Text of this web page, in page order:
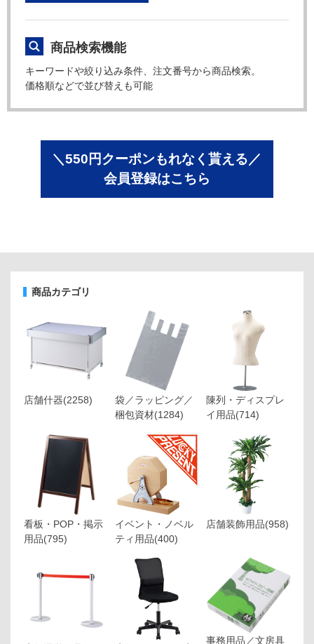
商品検索機能
キーワードや絞り込み条件、注文番号から商品検索。
価格順などで並び替えも可能
＼550円クーポンもれなく貰える／
会員登録はこちら
商品カテゴリ
店舗什器(2258)
袋／ラッピング／
梱包資材(1284)
陳列・ディスプレ
イ用品(714)
看板・POP・掲示
用品(795)
イベント・ノベル
ティ用品(400)
店舗装飾用品(958)
事務用品／文房具